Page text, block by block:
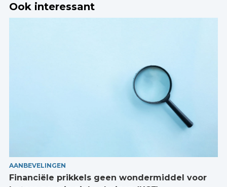
Ook interessant
AANBEVELINGEN
Financiële prikkels geen wondermiddel voor